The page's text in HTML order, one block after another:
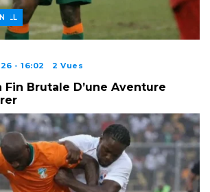
- 16:02 2 Vues
Fin Brutale D’une Aventure